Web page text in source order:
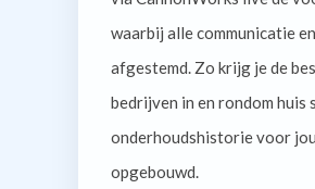
waarbij alle communicatie
afgestemd. Zo krijg je de
bedrijven in en rondom huis
onderhoudshistorie voor
opgebouwd.